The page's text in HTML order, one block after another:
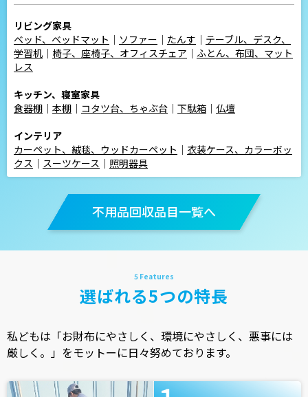
リビング家具
ベッド、ベッドマット ｜ ソファー ｜ たんす ｜ テーブル、デスク、
学習机 ｜ 椅子、座椅子、オフィスチェア ｜ ふとん、布団、マット
レス
キッチン、寝室家具
食器棚 ｜ 本棚 ｜ コタツ台、ちゃぶ台 ｜ 下駄箱 ｜ 仏壇
インテリア
カーペット、絨毯、ウッドカーペット ｜ 衣装ケース、カラーボッ
クス ｜ スーツケース ｜ 照明器具
不用品回収品目一覧へ
選ばれる5つの特長
私どもは「お財布にやさしく、環境にやさしく、悪事には
厳しく。」をモットーに日々努めております。